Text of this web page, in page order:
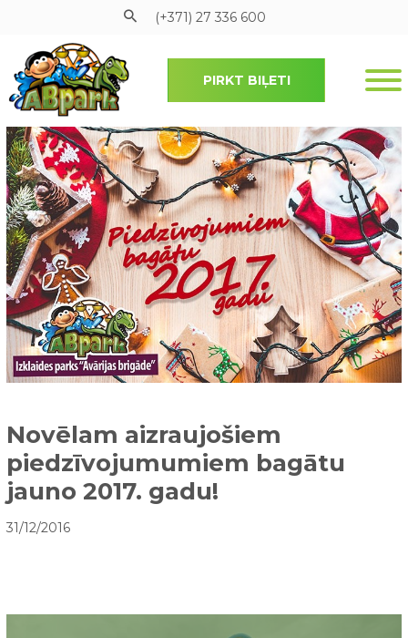
Pāriet uz galveno saturu
(+371) 27 336 600
PIRKT BIĻETI
Novēlam aizraujošiem
piedzīvojumumiem bagātu
jauno 2017. gadu!
31/12/2016